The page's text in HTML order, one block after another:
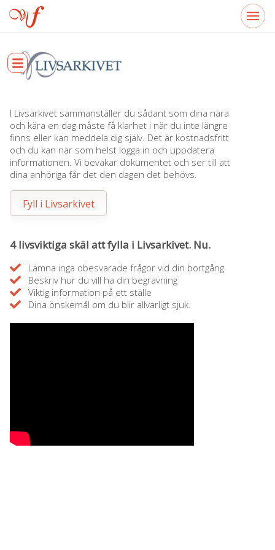
I Livsarkivet sammanställer du sådant som dina nära
och kära en dag måste få klarhet i när du inte längre
finns eller kan meddela dig själv. Det är kostnadsfritt
och du kan när som helst logga in och uppdatera
informationen. Vi bevakar dokumentet och ser till att
dina anhöriga får det den dagen det behövs.
Fyll i Livsarkivet
4 livsviktiga skäl att fylla i Livsarkivet. Nu.
Lämna inga obesvarade frågor vid din bortgång
Beskriv hur du vill ha din begravning
Viktig information på ett ställe
Dina önskemål om du blir allvarligt sjuk.